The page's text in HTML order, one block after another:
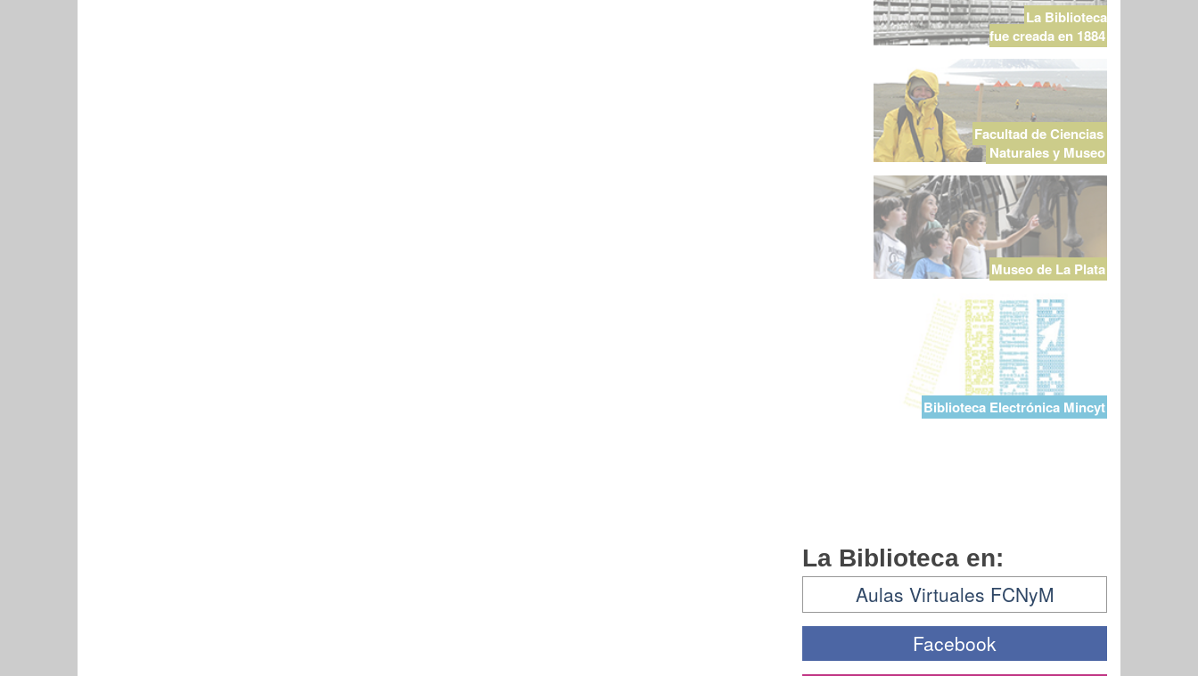
La Biblioteca
fue creada en 1884
Facultad de Ciencias
Naturales y Museo
Museo de La Plata
Biblioteca Electrónica Mincyt
La Biblioteca en:
Aulas Virtuales FCNyM
Facebook